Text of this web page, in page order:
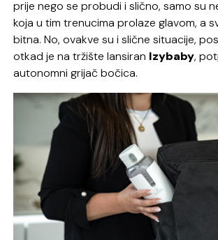
prije nego se probudi i slično, samo su
koja u tim trenucima prolaze glavom, a
bitna. No, ovakve su i slične situacije,
otkad je na tržište lansiran Izybaby,
autonomni grijač bočica.